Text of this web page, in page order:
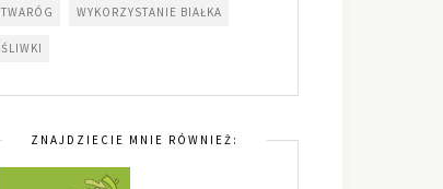
TWARÓG WYKORZYSTANIE BIAŁKA
ŚLIWKI
ZNAJDZIECIE MNIE RÓWNIEŻ: